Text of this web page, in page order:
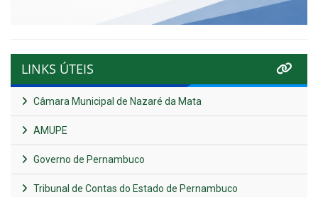
LINKS ÚTEIS
Câmara Municipal de Nazaré da Mata
AMUPE
Governo de Pernambuco
Tribunal de Contas do Estado de Pernambuco